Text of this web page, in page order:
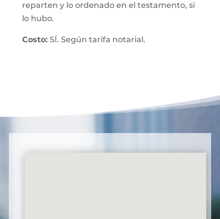
reparten y lo ordenado en el testamento, si
lo hubo.
Costo:SÍ. Según tarifa notarial.